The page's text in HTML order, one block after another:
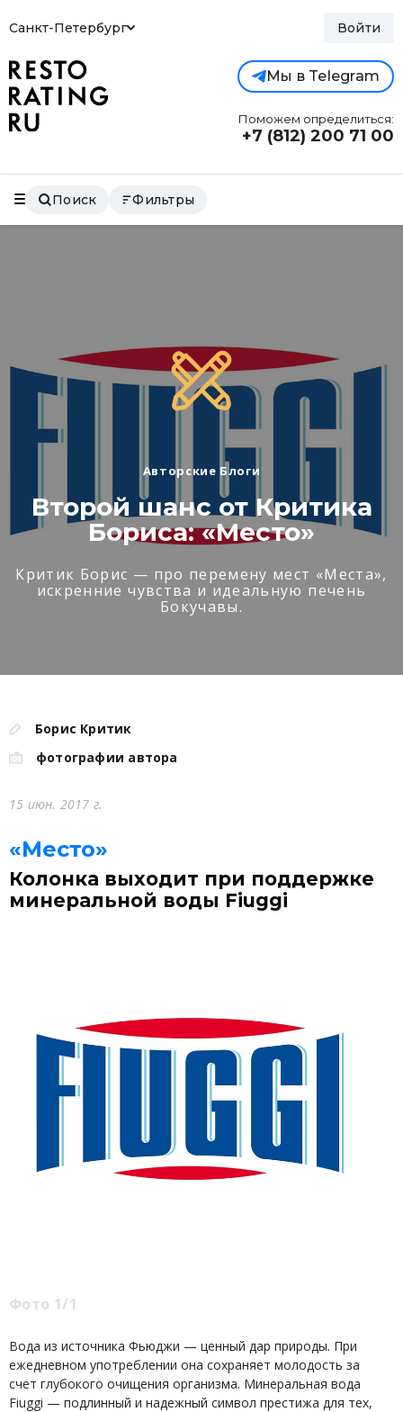
Санкт-Петербург Войти
Мы в Telegram
Поможем определиться:
+7 (812) 200 71 00
Поиск Фильтры
Авторские Блоги
Второй шанс от Критика
Бориса: «Место»
Критик Борис — про перемену мест «Места»,
искренние чувства и идеальную печень
Бокучавы.
Борис Критик
фотографии автора
15 июн. 2017 г.
«Место»
Колонка выходит при поддержке
минеральной воды Fiuggi
Фото 1/1
Вода из источника Фьюджи — ценный дар природы. При
ежедневном употреблении она сохраняет молодость за
счет глубокого очищения организма. Минеральная вода
Fiuggi — подлинный и надежный символ престижа для тех,